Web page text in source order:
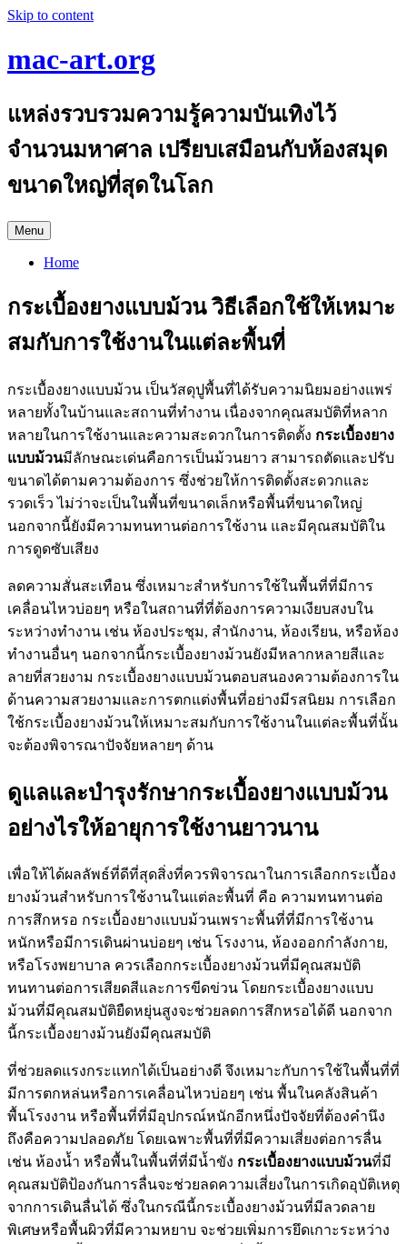
Skip to content
mac-art.org
แหล่งรวบรวมความรู้ความบันเทิงไว้
จำนวนมหาศาล เปรียบเสมือนกับห้องสมุด
ขนาดใหญ่ที่สุดในโลก
Menu
Home
กระเบื้องยางแบบม้วน วิธีเลือกใช้ให้เหมาะ
สมกับการใช้งานในแต่ละพื้นที่
กระเบื้องยางแบบม้วน เป็นวัสดุปูพื้นที่ได้รับความนิยมอย่างแพร่
หลายทั้งในบ้านและสถานที่ทำงาน เนื่องจากคุณสมบัติที่หลาก
หลายในการใช้งานและความสะดวกในการติดตั้ง กระเบื้องยาง
แบบม้วนมีลักษณะเด่นคือการเป็นม้วนยาว สามารถตัดและปรับ
ขนาดได้ตามความต้องการ ซึ่งช่วยให้การติดตั้งสะดวกและ
รวดเร็ว ไม่ว่าจะเป็นในพื้นที่ขนาดเล็กหรือพื้นที่ขนาดใหญ่
นอกจากนี้ยังมีความทนทานต่อการใช้งาน และมีคุณสมบัติใน
การดูดซับเสียง
ลดความสั่นสะเทือน ซึ่งเหมาะสำหรับการใช้ในพื้นที่ที่มีการ
เคลื่อนไหวบ่อยๆ หรือในสถานที่ที่ต้องการความเงียบสงบใน
ระหว่างทำงาน เช่น ห้องประชุม, สำนักงาน, ห้องเรียน, หรือห้อง
ทำงานอื่นๆ นอกจากนี้กระเบื้องยางม้วนยังมีหลากหลายสีและ
ลายที่สวยงาม กระเบื้องยางแบบม้วนตอบสนองความต้องการใน
ด้านความสวยงามและการตกแต่งพื้นที่อย่างมีรสนิยม การเลือก
ใช้กระเบื้องยางม้วนให้เหมาะสมกับการใช้งานในแต่ละพื้นที่นั้น
จะต้องพิจารณาปัจจัยหลายๆ ด้าน
ดูแลและบำรุงรักษากระเบื้องยางแบบม้วน
อย่างไรให้อายุการใช้งานยาวนาน
เพื่อให้ได้ผลลัพธ์ที่ดีที่สุดสิ่งที่ควรพิจารณาในการเลือกกระเบื้อง
ยางม้วนสำหรับการใช้งานในแต่ละพื้นที่ คือ ความทนทานต่อ
การสึกหรอ กระเบื้องยางแบบม้วนเพราะพื้นที่ที่มีการใช้งาน
หนักหรือมีการเดินผ่านบ่อยๆ เช่น โรงงาน, ห้องออกกำลังกาย,
หรือโรงพยาบาล ควรเลือกกระเบื้องยางม้วนที่มีคุณสมบัติ
ทนทานต่อการเสียดสีและการขีดข่วน โดยกระเบื้องยางแบบ
ม้วนที่มีคุณสมบัติยืดหยุ่นสูงจะช่วยลดการสึกหรอได้ดี นอกจาก
นี้กระเบื้องยางม้วนยังมีคุณสมบัติ
ที่ช่วยลดแรงกระแทกได้เป็นอย่างดี จึงเหมาะกับการใช้ในพื้นที่ที่
มีการตกหล่นหรือการเคลื่อนไหวบ่อยๆ เช่น พื้นในคลังสินค้า
พื้นโรงงาน หรือพื้นที่ที่มีอุปกรณ์หนักอีกหนึ่งปัจจัยที่ต้องคำนึง
ถึงคือความปลอดภัย โดยเฉพาะพื้นที่ที่มีความเสี่ยงต่อการลื่น
เช่น ห้องน้ำ หรือพื้นในพื้นที่ที่มีน้ำขัง กระเบื้องยางแบบม้วนที่มี
คุณสมบัติป้องกันการลื่นจะช่วยลดความเสี่ยงในการเกิดอุบัติเหตุ
จากการเดินลื่นได้ ซึ่งในกรณีนี้กระเบื้องยางม้วนที่มีลวดลาย
พิเศษหรือพื้นผิวที่มีความหยาบ จะช่วยเพิ่มการยึดเกาะระหว่าง